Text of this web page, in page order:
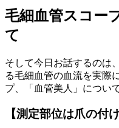
毛細血管スコー
て
そして今日お話するのは
る毛細血管の血流を実際
プ、「血管美人」につい
【測定部位は爪の付